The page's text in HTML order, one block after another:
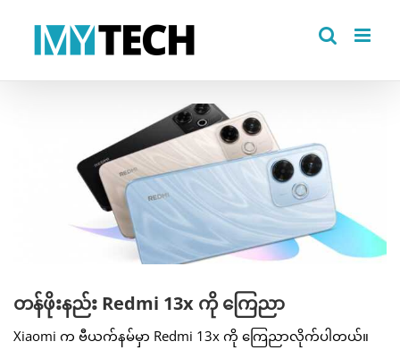
တန်ဖိုးနည်း Redmi 13x ကို ကြေညာ
Xiaomi က ဗီယက်နမ်မှာ Redmi 13x ကို ကြေညာလိုက်ပါတယ်။